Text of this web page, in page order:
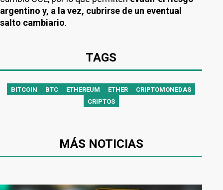
argentino y, a la vez, cubrirse de un eventual
salto cambiario.
TAGS
BITCOIN BTC ETHEREUM ETHER
CRIPTOMONEDAS
CRIPTOS
MÁS NOTICIAS